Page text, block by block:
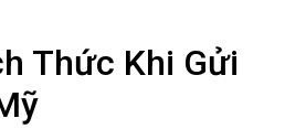
Thức Khi Gửi